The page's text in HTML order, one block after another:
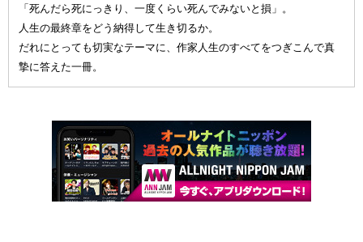
「死んだら死にっきり、一度くらい死んでみないと損」。
人生の最終章をどう納得して生き切るか。
だれにとっても切実なテーマに、作家人生のすべてをつぎこんで真
摯に答えた一冊。